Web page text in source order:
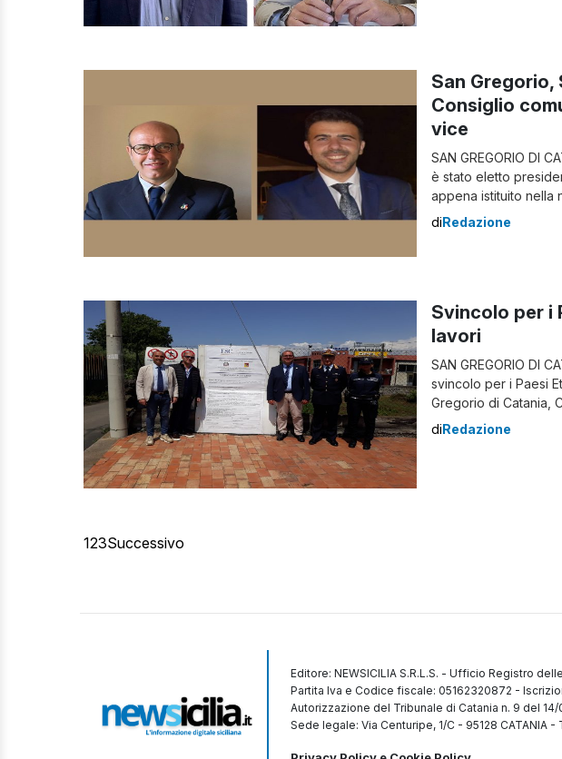
San
Consiglio
vice
SAN GREGORIO DI
è stato eletto
appena istituito nella
Sgroi. Il posto di vice
diRedazione
Svincolo per i
lavori
SAN GREGORIO DI
svincolo per i Paesi
Gregorio di Catania,
sindaco, Seby Sgroi,
di Redazione
123Successivo
Editore: NEWSICILIA S.R.L.S. - Ufficio Registro
Partita Iva e Codice fiscale: 05162320872 -
Autorizzazione del Tribunale di Catania n. 9 del 14/
Sede legale: Via Centuripe, 1/C - 95128 CATANIA -